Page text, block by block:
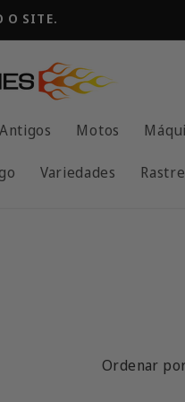
O SITE.
Motos
Variedades
Ordenar